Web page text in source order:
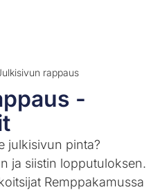
rappaus
-
julkisivun pinta?
ja siistin lopputuloksen.
Remppakamussa